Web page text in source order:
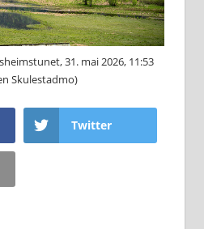
31. mai 2026, 11:53
Skulestadmo)
Twitter